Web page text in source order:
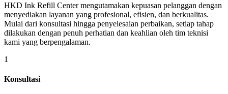
HKD Ink Refill Center mengutamakan kepuasan pelanggan dengan
menyediakan layanan yang profesional, efisien, dan berkualitas.
Mulai dari konsultasi hingga penyelesaian perbaikan, setiap tahap
dilakukan dengan penuh perhatian dan keahlian oleh tim teknisi
kami yang berpengalaman.
1
Konsultasi